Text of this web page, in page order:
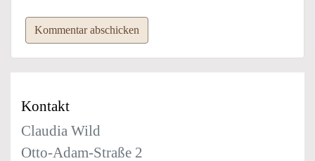
Kommentar abschicken
Kontakt
Claudia Wild
Otto-Adam-Straße 2